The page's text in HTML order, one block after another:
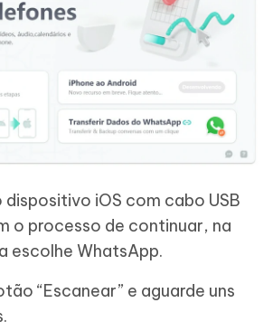
iOS com cabo USB
o processo de continuar, na
escolhe WhatsApp.
“Escanear” e aguarde uns